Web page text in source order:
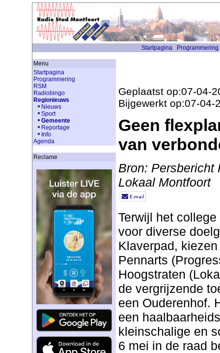
Startpagina Programmering
Menu
Startpagina
Programmering
RSM
Radiobingo
Regionieuws
Nieuws
Sport
Gemeente
Reportage
Info
Agenda
Reclame
Geplaatst op:07-04-
Bijgewerkt op:07-04-
Geen
van
Bron: Persbericht
Lokaal Montfoort
Terwijl het
voor diverse
Klaverpad,
Pennarts
Hoogstraten
de vergrijzende
een Ouderenhof.
een
kleinschalige en
6 mei in de raad